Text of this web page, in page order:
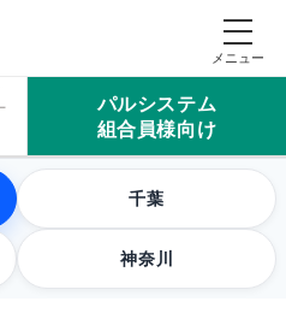
パルシステム
組合員様向け
千葉
神奈川